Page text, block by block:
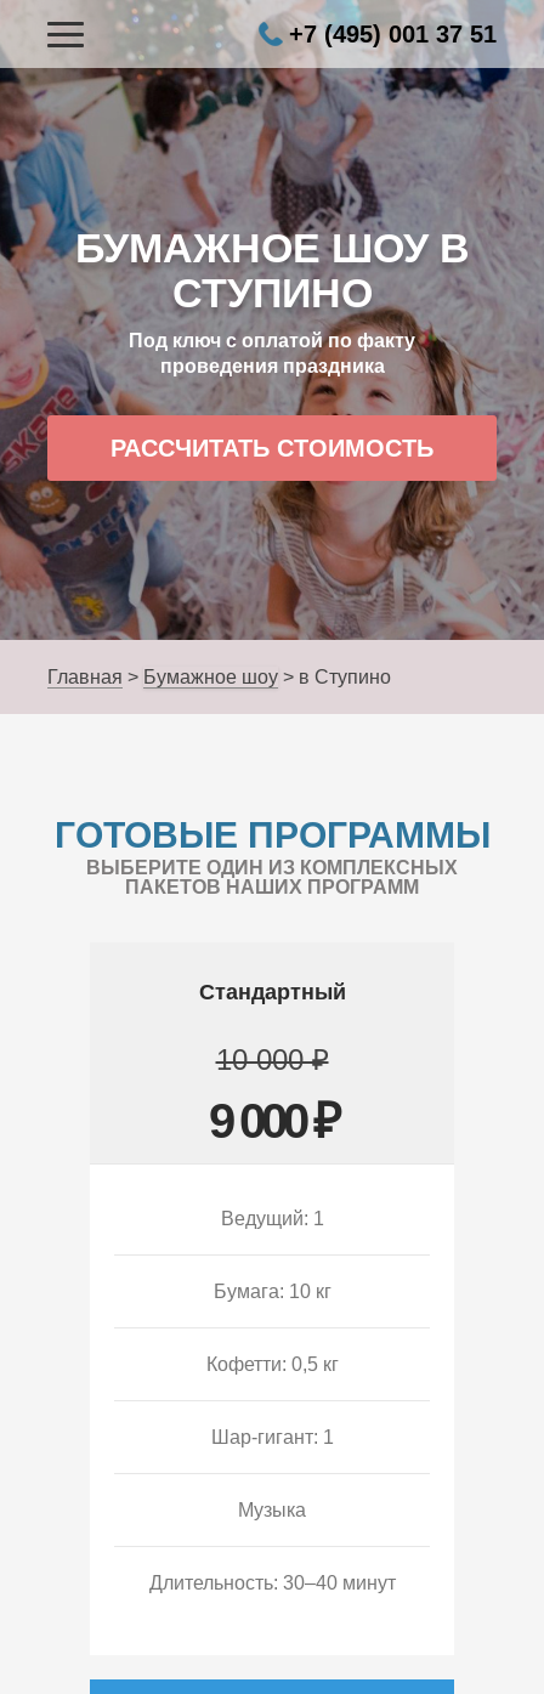
+7 (495) 001 37 51
БУМАЖНОЕ ШОУ В
СТУПИНО
Под ключ с оплатой по факту
проведения праздника
РАССЧИТАТЬ СТОИМОСТЬ
Главная > Бумажное шоу > в Ступино
ГОТОВЫЕ ПРОГРАММЫ
ВЫБЕРИТЕ ОДИН ИЗ КОМПЛЕКСНЫХ
ПАКЕТОВ НАШИХ ПРОГРАММ
Стандартный
10 000 ₽
9 000 ₽
Ведущий: 1
Бумага: 10 кг
Кофетти: 0,5 кг
Шар-гигант: 1
Музыка
Длительность: 30–40 минут